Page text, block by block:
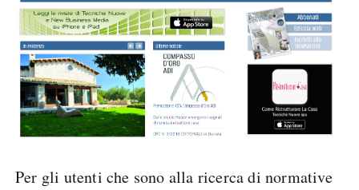
Per gli utenti che sono alla ricerca di normative